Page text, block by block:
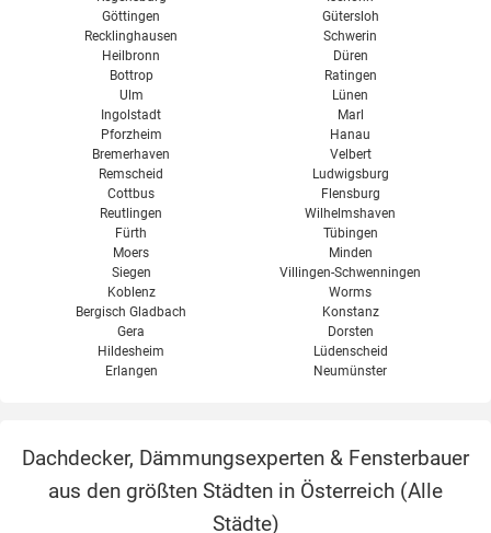
Göttingen
Recklinghausen
Heilbronn
Bottrop
Ulm
Ingolstadt
Pforzheim
Bremerhaven
Remscheid
Cottbus
Reutlingen
Fürth
Moers
Siegen
Koblenz
Bergisch Gladbach
Gera
Hildesheim
Erlangen
Gütersloh
Schwerin
Düren
Ratingen
Lünen
Marl
Hanau
Velbert
Ludwigsburg
Flensburg
Wilhelmshaven
Tübingen
Minden
Villingen-Schwenningen
Worms
Konstanz
Dorsten
Lüdenscheid
Neumünster
Dachdecker, Dämmungsexperten & Fensterbauer
aus den größten Städten in Österreich (Alle
Städte)